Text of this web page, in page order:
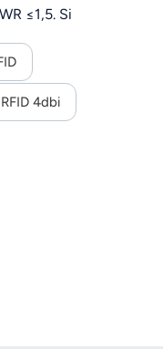
≤1,5. Si
applicazioni RFID.
4dbi